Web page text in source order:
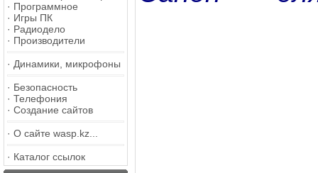
· Программное
· Игры ПК
· Радиодело
· Производители
· Динамики, микрофоны
· Безопасность
· Телефония
· Создание сайтов
· О сайте wasp.kz...
· Каталог ссылок